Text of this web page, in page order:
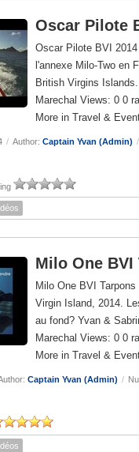
Oscar Pilote
Oscar Pilote BVI
l'annexe Milo-Two en
British Virgins
Marechal Views: 0 0
More in Travel &
/ Author:Captain Yvan (Admin) /
Milo One BVI
Milo One BVI
Virgin Island, 2014.
au fond? Yvan &
Marechal Views: 0 0
More in Travel &
Captain Yvan (Admin) /